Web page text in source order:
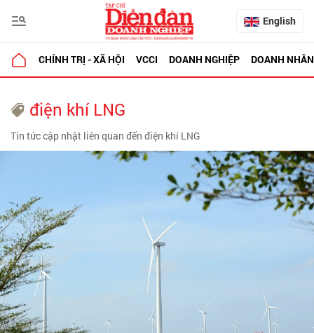
English
CHÍNH TRỊ - XÃ HỘI VCCI DOANH NGHIỆP DOANH NHÂN
điện khí LNG
Tin tức cập nhật liên quan đến điện khí LNG